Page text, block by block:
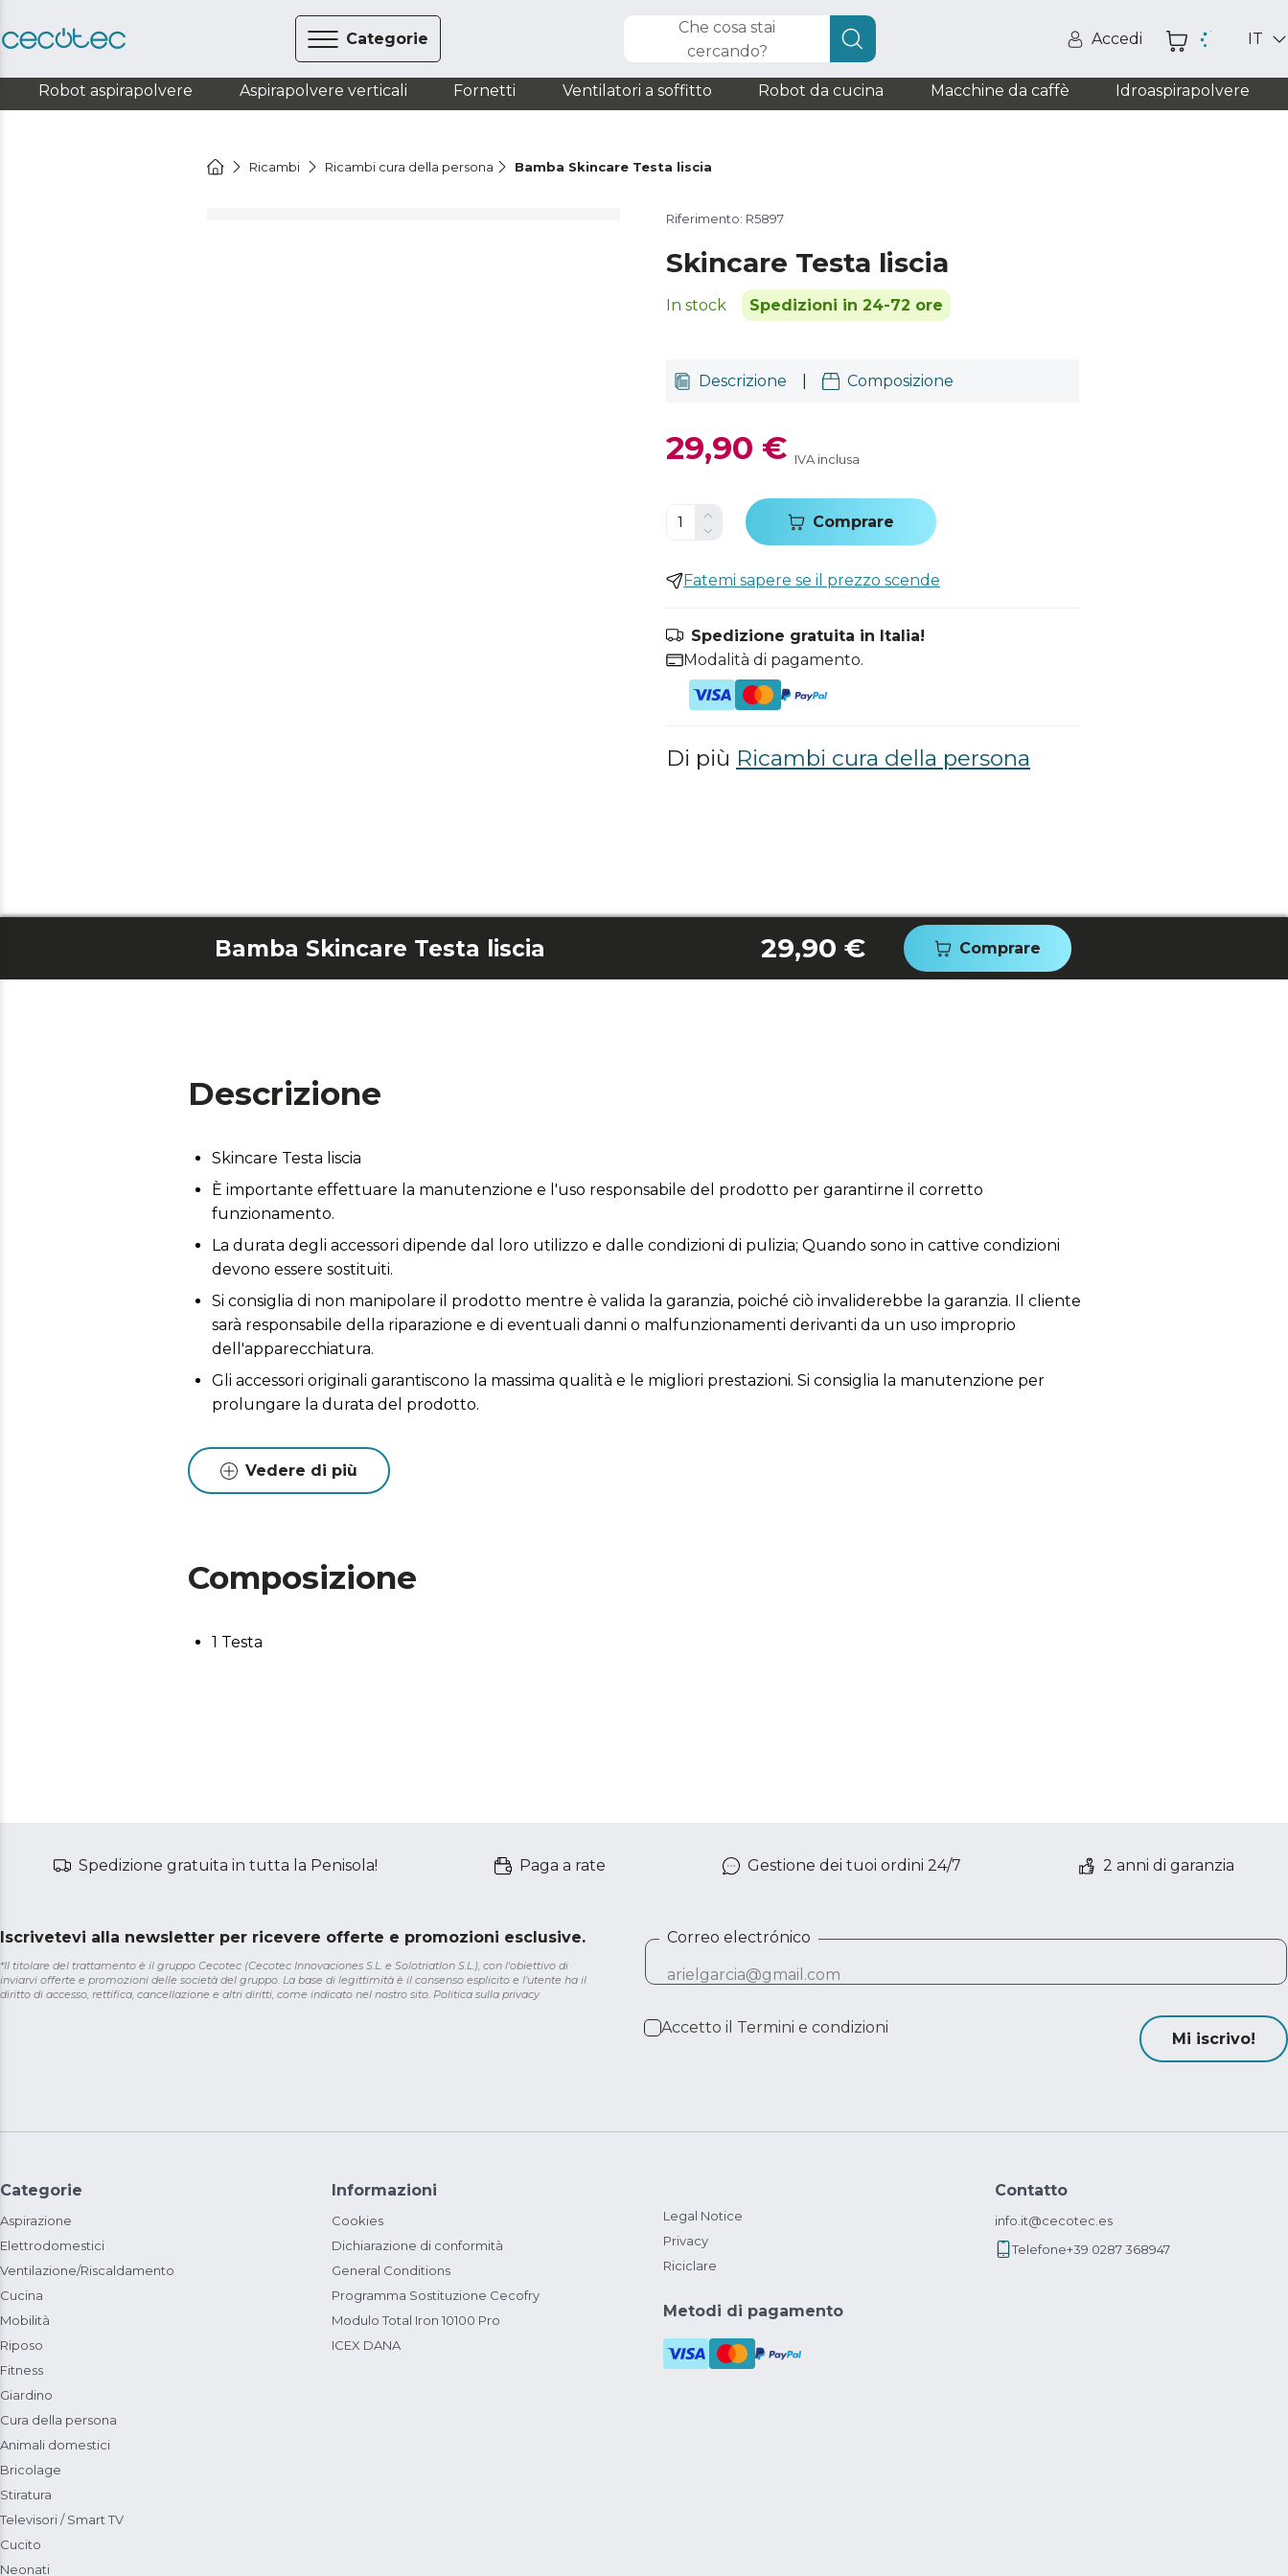
Categorie
Che cosa stai
cercando?
Accedi IT
Robot aspirapolvere Aspirapolvere verticali Fornetti Ventilatori a soffitto Robot da cucina Macchine da caffè Idroaspirapolvere
Ricambi Ricambi cura della persona Bamba Skincare Testa liscia
Riferimento: R5897
Skincare Testa liscia
In stock Spedizioni in 24-72 ore
Descrizione Composizione
29,90 € IVA inclusa
Comprare
Fatemi sapere se il prezzo scende
Spedizione gratuita in Italia!
Modalità di pagamento.
Di più Ricambi cura della persona
Bamba Skincare Testa liscia 29,90 € Comprare
Descrizione
Skincare Testa liscia
È importante effettuare la manutenzione e l'uso responsabile del prodotto per garantirne il corretto
funzionamento.
La durata degli accessori dipende dal loro utilizzo e dalle condizioni di pulizia; Quando sono in cattive condizioni
devono essere sostituiti.
Si consiglia di non manipolare il prodotto mentre è valida la garanzia, poiché ciò invaliderebbe la garanzia. Il cliente
sarà responsabile della riparazione e di eventuali danni o malfunzionamenti derivanti da un uso improprio
dell'apparecchiatura.
Gli accessori originali garantiscono la massima qualità e le migliori prestazioni. Si consiglia la manutenzione per
prolungare la durata del prodotto.
Vedere di più
Composizione
1 Testa
Spedizione gratuita in tutta la Penisola! Paga a rate Gestione dei tuoi ordini 24/7 2 anni di garanzia
Iscrivetevi alla newsletter per ricevere offerte e promozioni esclusive.
*Il titolare del trattamento è il gruppo Cecotec (Cecotec Innovaciones S.L. e Solotriatlon S.L.), con l'obiettivo di
inviarvi offerte e promozioni delle società del gruppo. La base di legittimità è il consenso esplicito e l'utente ha il
diritto di accesso, rettifica, cancellazione e altri diritti, come indicato nel nostro sito. Politica sulla privacy
Correo electrónico
Accetto il Termini e condizioni
Mi iscrivo!
Categorie
Aspirazione
Elettrodomestici
Ventilazione/Riscaldamento
Cucina
Mobilità
Riposo
Fitness
Giardino
Cura della persona
Animali domestici
Bricolage
Stiratura
Televisori / Smart TV
Cucito
Neonati
Informazioni
Cookies
Dichiarazione di conformità
General Conditions
Programma Sostituzione Cecofry
Modulo Total Iron 10100 Pro
ICEX DANA
Legal Notice
Privacy
Riciclare
Metodi di pagamento
Contatto
info.it@cecotec.es
Telefone+39 0287 368947